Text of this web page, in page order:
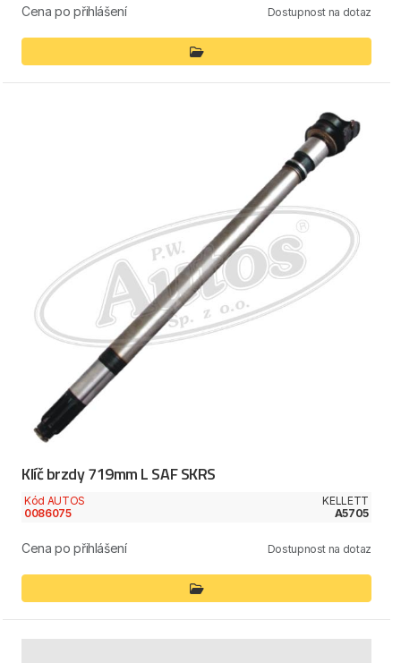
Cena po přihlášení Dostupnost na dotaz
Klíč brzdy 719mm L SAF SKRS
Kód AUTOS
0086075
KELLETT
A5705
Cena po přihlášení Dostupnost na dotaz